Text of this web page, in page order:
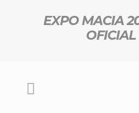
EXPO MACIA
OFICIAL